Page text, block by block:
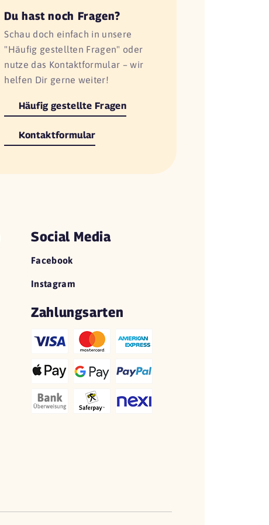
Du hast noch Fragen?
Schau doch einfach in unsere
"Häufig gestellten Fragen" oder
nutze das Kontaktformular – wir
helfen Dir gerne weiter!
Häufig gestellte Fragen
Kontaktformular
Social Media
Facebook
Instagram
Zahlungsarten